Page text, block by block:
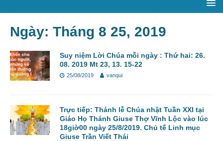
Ngày: Tháng 8 25, 2019
Suy niệm Lời Chúa mỗi ngày : Thứ hai: 26.
08. 2019 Mt 23, 13. 15-22
25/08/2019 vanqui
Trực tiếp: Thánh lễ Chúa nhật Tuần XXI tại
Giáo Họ Thánh Giuse Thợ Vĩnh Lộc vào lúc
18giờ00 ngày 25/8/2019. Chủ tế Linh mục
Giuse Trần Viết Thái